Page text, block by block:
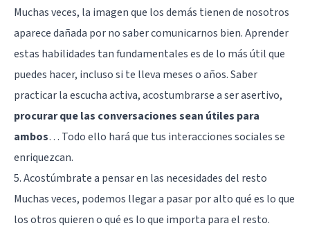
Muchas veces, la imagen que los demás tienen de nosotros
aparece dañada por no saber comunicarnos bien. Aprender
estas habilidades tan fundamentales es de lo más útil que
puedes hacer, incluso si te lleva meses o años. Saber
practicar laescucha activa, acostumbrarse a ser asertivo,
procurar que las conversaciones sean útiles para
ambos… Todo ello hará que tus interacciones sociales se
enriquezcan.
5. Acostúmbrate a pensar en las necesidades del resto
Muchas veces, podemos llegar a pasar por alto qué es lo que
los otros quieren o qué es lo que importa para el resto.